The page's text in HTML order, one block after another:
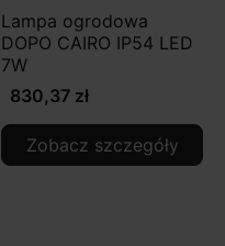
Lampa ogrodowa
DOPO CAIRO IP54 LED
7W
830,37 zł
Zobacz szczegóły